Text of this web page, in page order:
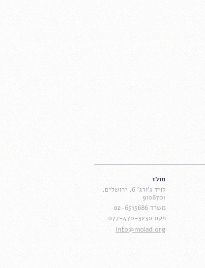
מולד
לויד ג'ורג' 6, ירושלים,
9108701
משרד 02-6513686
פקס 077-470-3230
info@molad.org